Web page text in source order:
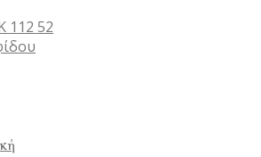
112 52